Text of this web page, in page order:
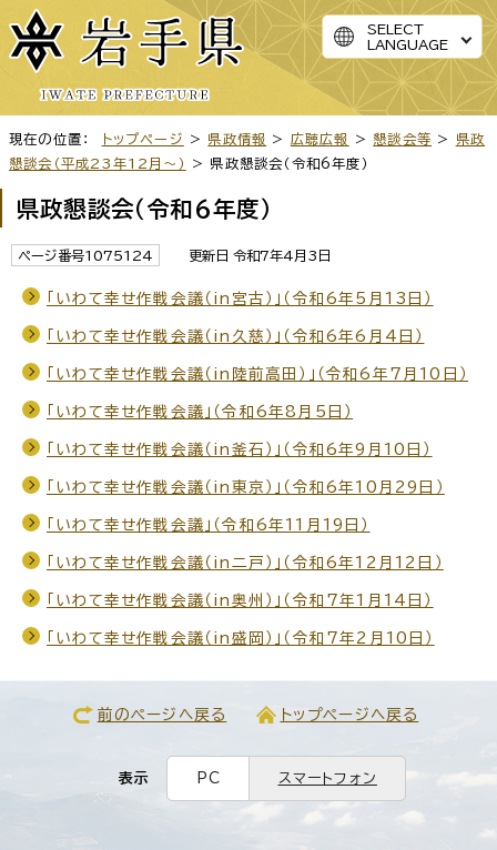
SELECT
LANGUAGE
現在の位置： トップページ > 県政情報 > 広聴広報 >懇談会等 >
県政
懇談会（平成23年12月～）
> 県政懇談会（令和6年度）
県政懇談会（令和6年度）
ページ番号1075124 更新日 令和7年4月3日
「いわて幸せ作戦会議（in宮古）」（令和6年5月13日）
「いわて幸せ作戦会議（in久慈）」（令和6年6月4日）
「いわて幸せ作戦会議（in陸前高田）」（令和6年7月10日）
「いわて幸せ作戦会議」（令和6年8月5日）
「いわて幸せ作戦会議（in釜石）」（令和6年9月10日）
「いわて幸せ作戦会議（in東京）」（令和6年10月29日）
「いわて幸せ作戦会議」（令和6年11月19日）
「いわて幸せ作戦会議（in二戸）」（令和6年12月12日）
「いわて幸せ作戦会議（in奥州）」（令和7年1月14日）
「いわて幸せ作戦会議（in盛岡）」（令和7年2月10日）
前のページへ戻る トップページへ戻る
表示 PC スマートフォン